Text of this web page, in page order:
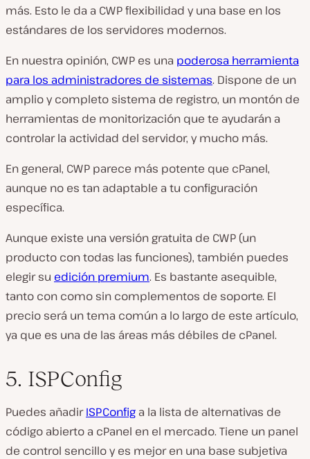
más. Esto le da a CWP flexibilidad y una base en los
estándares de los servidores modernos.
En nuestra opinión, CWP es una poderosa herramienta
para los administradores de sistemas. Dispone de un
amplio y completo sistema de registro, un montón de
herramientas de monitorización que te ayudarán a
controlar la actividad del servidor, y mucho más.
En general, CWP parece más potente que cPanel,
aunque no es tan adaptable a tu configuración
específica.
Aunque existe una versión gratuita de CWP (un
producto con todas las funciones), también puedes
elegir su edición premium. Es bastante asequible,
tanto con como sin complementos de soporte. El
precio será un tema común a lo largo de este artículo,
ya que es una de las áreas más débiles de cPanel.
5. ISPConfig
Puedes añadirISPConfig a la lista de alternativas de
código abierto a cPanel en el mercado. Tiene un panel
de control sencillo y es mejor en una base subjetiva